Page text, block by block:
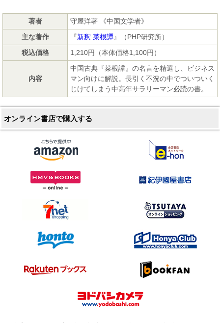
著者
守屋洋著 《中国文学者》
主な著作
『新釈 菜根譚』（PHP研究所）
税込価格
1,210円（本体価格1,100円）
内容
中国古典『菜根譚』の名言を精選し、ビジネス
マン向けに解説。長引く不況の中でついついく
じけてしまう中高年サラリーマン必読の書。
オンライン書店で購入する